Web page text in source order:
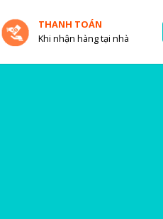
THANH TOÁN
Khi nhận hàng tại nhà